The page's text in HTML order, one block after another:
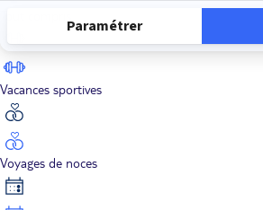
Vacances sportives
Voyages de noces